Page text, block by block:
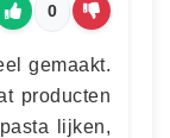
0
gemaakt.
producten
lijken,